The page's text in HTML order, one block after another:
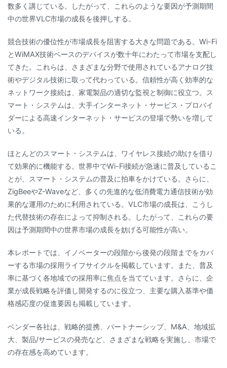
数多く講じている。したがって、これらのような要因が予測期間
中の世界VLC市場の成長を後押しする。
競合技術の優位性が市場成長を阻害する大きな問題である。Wi-Fi
とWiMAX技術ベースのデバイスが数十年にわたって市場を支配し
てきた。これらは、さまざまな分野で使用されているアナログ技
術やデジタル技術に取って代わっている。信頼性が高く効率的な
ネットワーク接続は、家電製品の適切な監視と制御に役立つ。ス
マート・システムは、大手インターネット・サービス・プロバイ
ダーによる高速インターネット・サービスの登場で勢いを増して
いる。
ほとんどのスマート・システムは、ワイヤレス接続の助けを借り
て効果的に機能する。世界中でWi-Fi接続が急速に普及しているこ
とが、スマート・システムの普及に拍車をかけている。さらに、
ZigBeeやZ-Waveなど、多くの先進的な低消費電力通信技術が効
果的な運用のために利用されている。VLC市場の成長は、こうし
た代替技術の存在によって抑制される。したがって、これらの要
因は予測期間中の世界市場の成長を妨げる可能性が高い。
本レポートでは、イノベーターの段階から後発の段階までをカバ
ーする市場の採用ライフサイクルを掲載しています。また、普及
率に基づく各地域での採用率に焦点を当てています。さらに、企
業が成長戦略を評価し開発するのに役立つ、主要な購入基準や価
格感応度の促進要因も掲載しています。
ベンダー各社は、戦略的提携、パートナーシップ、M&A、地域拡
大、製品/サービスの発売など、さまざまな戦略を実施し、市場で
の存在感を高めています。